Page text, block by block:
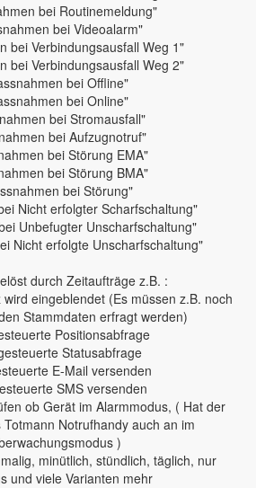
bei Routinemeldung"
bei Videoalarm"
bei Verbindungsausfall Weg 1"
bei Verbindungsausfall Weg 2"
bei Offline"
bei Online"
bei Stromausfall"
bei Aufzugnotruf"
bei Störung EMA"
bei Störung BMA"
bei Störung"
Nicht erfolgter Scharfschaltung"
Unbefugter Unscharfschaltung"
Nicht erfolgte Unscharfschaltung"
durch Zeitaufträge z.B. :
eingeblendet (Es müssen z.B. noch
Stammdaten erfragt werden)
Positionsabfrage
Statusabfrage
E-Mail versenden
SMS versenden
ob Gerät im Alarmmodus, ( Hat der
Notrufhandy auch an im
)
minütlich, stündlich, täglich, nur
und viele Varianten mehr